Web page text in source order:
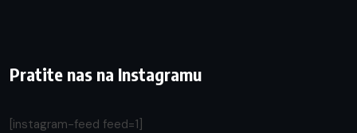
Pratite nas na Instagramu
[instagram-feed feed=1]